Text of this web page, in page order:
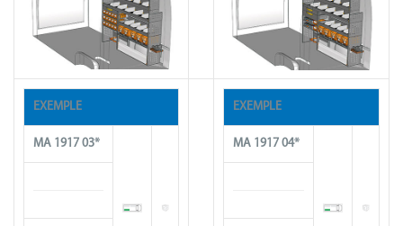
EXEMPLE
MA 1917 03*
EXEMPLE
MA 1917 04*